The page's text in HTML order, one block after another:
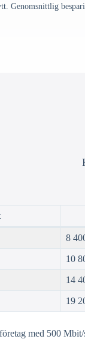
Genomsnittlig
8
10
14
19
med 500